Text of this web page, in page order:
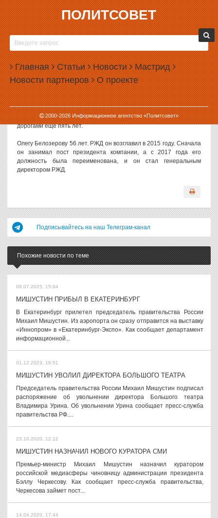
ПОЛИТСОВЕТ
Главная Статьи Новости Мастрид
Новости партнеров О проекте
2000-2026Информационное агентство «Политсовет»
23.03.2026, 13:11
МИШУСТИН ПЕРЕНАЗНАЧИЛ ГЕНДИРЕКТОРА
РЖД
Председатель правительства РФ Михаил Мишустин
переназначил гендиректора РЖД Олега Белозерова еще на один
срок.
Как сообщает пресс-служба правительства, Белозеров, согласно
распоряжению премьер-министра, будет руководить железными
дорогами еще пять лет.
Олегу Белозерову 56 лет. РЖД он возглавил в 2015 году. Сначала
он занимал пост президента компании, а с 2017 года его
должность была переименована, и он стал генеральным
директором РЖД.
Подписывайтесь на наш Телеграм-канал
Похожие новости по теме
08.07.2025, 15:04
МИШУСТИН ПРИБЫЛ В ЕКАТЕРИНБУРГ
В Екатеринбург прилетел председатель правительства России
Михаил Мишустин. Из аэропорта он сразу отправится на выставку
«Иннопром» в «Екатеринбург-Экспо». Как сообщает департамент
информационной...
01.12.2023, 16:51
МИШУСТИН УВОЛИЛ ДИРЕКТОРА БОЛЬШОГО ТЕАТРА
Председатель правительства России Михаил Мишустин подписал
распоряжение об увольнении директора Большого театра
Владимира Урина. Об увольнении Урина сообщает пресс-служба
правительства РФ....
23.10.2020, 12:12
МИШУСТИН НАЗНАЧИЛ НОВОГО КУРАТОРА СМИ
Премьер-министр Михаил Мишустин назначил куратором
российской медиасферы чиновницу администрации президента
Бэллу Черкесову. Как сообщает пресс-служба правительства,
Черкесова займет пост...
14.04.2020, 17:44